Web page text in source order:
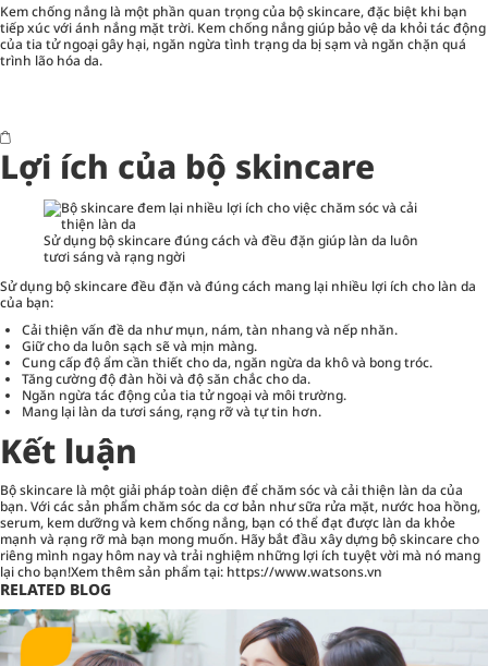
Kem chống nắng là một phần quan trọng của bộ skincare, đặc biệt khi bạn
tiếp xúc với ánh nắng mặt trời. Kem chống nắng giúp bảo vệ da khỏi tác động
của tia tử ngoại gây hại, ngăn ngừa tình trạng da bị sạm và ngăn chặn quá
trình lão hóa da.
Lợi ích của bộ skincare
Sử dụng bộ skincare đúng cách và đều đặn giúp làn da luôn
tươi sáng và rạng ngời
Sử dụng bộ skincare đều đặn và đúng cách mang lại nhiều lợi ích cho làn da
của bạn:
Cải thiện vấn đề da như mụn, nám, tàn nhang và nếp nhăn.
Giữ cho da luôn sạch sẽ và mịn màng.
Cung cấp độ ẩm cần thiết cho da, ngăn ngừa da khô và bong tróc.
Tăng cường độ đàn hồi và độ săn chắc cho da.
Ngăn ngừa tác động của tia tử ngoại và môi trường.
Mang lại làn da tươi sáng, rạng rỡ và tự tin hơn.
Kết luận
Bộ skincare là một giải pháp toàn diện để chăm sóc và cải thiện làn da của
bạn. Với các sản phẩm chăm sóc da cơ bản như sữa rửa mặt, nước hoa hồng,
serum, kem dưỡng và kem chống nắng, bạn có thể đạt được làn da khỏe
mạnh và rạng rỡ mà bạn mong muốn. Hãy bắt đầu xây dựng bộ skincare cho
riêng mình ngay hôm nay và trải nghiệm những lợi ích tuyệt vời mà nó mang
lại cho bạn!Xem thêm sản phẩm tại: https://www.watsons.vn
RELATED BLOG